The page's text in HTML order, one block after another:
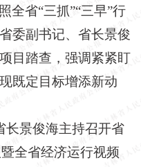
全省“三抓”“三早”行
委副书记、省长景俊
目踏查，强调紧紧盯
既定目标增添新动
长景俊海主持召开省
全省经济运行视频